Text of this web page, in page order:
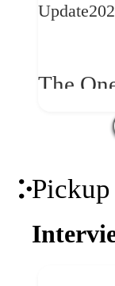
望
Update
The
エイ
「体験